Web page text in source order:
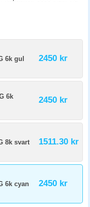
6k gul 2450 kr
6k
2450 kr
8k svart 1511.30 kr
6k cyan 2450 kr